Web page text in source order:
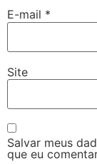
E-mail *
Site
Salvar meus
que eu